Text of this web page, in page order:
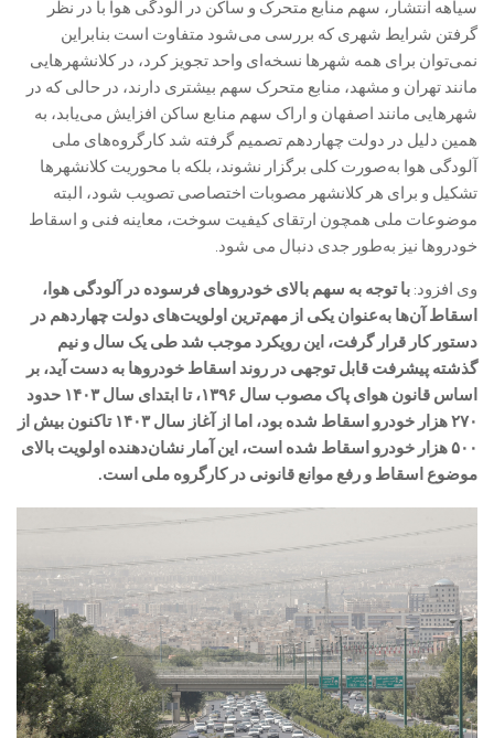
سیاهه انتشار، سهم منابع متحرک و ساکن در آلودگی هوا با در نظر
گرفتن شرایط شهری که بررسی می‌شود متفاوت است بنابراین
نمی‌توان برای همه شهرها نسخه‌ای واحد تجویز کرد، در کلانشهرهایی
مانند تهران و مشهد، منابع متحرک سهم بیشتری دارند، در حالی که در
شهرهایی مانند اصفهان و اراک سهم منابع ساکن افزایش می‌یابد، به
همین دلیل در دولت چهاردهم تصمیم گرفته شد کارگروه‌های ملی
آلودگی هوا به‌صورت کلی برگزار نشوند، بلکه با محوریت کلانشهرها
تشکیل و برای هر کلانشهر مصوبات اختصاصی تصویب شود، البته
موضوعات ملی همچون ارتقای کیفیت سوخت، معاینه فنی و اسقاط
خودروها نیز به‌طور جدی دنبال می شود.
وی افزود: با توجه به سهم بالای خودروهای فرسوده در آلودگی هوا،
اسقاط آن‌ها به‌عنوان یکی از مهم‌ترین اولویت‌های دولت چهاردهم در
دستور کار قرار گرفت، این رویکرد موجب شد طی یک سال و نیم
گذشته پیشرفت قابل توجهی در روند اسقاط خودروها به دست آید، بر
اساس قانون هوای پاک مصوب سال ۱۳۹۶، تا ابتدای سال ۱۴۰۳ حدود
۲۷۰ هزار خودرو اسقاط شده بود، اما از آغاز سال ۱۴۰۳ تاکنون بیش از
۵۰۰ هزار خودرو اسقاط شده است، این آمار نشان‌دهنده اولویت بالای
موضوع اسقاط و رفع موانع قانونی در کارگروه ملی است.